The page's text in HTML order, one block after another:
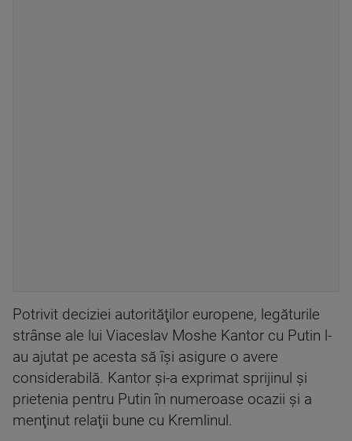
Potrivit deciziei autorităţilor europene, legăturile
strânse ale lui Viaceslav Moshe Kantor cu Putin l-
au ajutat pe acesta să îşi asigure o avere
considerabilă. Kantor şi-a exprimat sprijinul şi
prietenia pentru Putin în numeroase ocazii şi a
menţinut relaţii bune cu Kremlinul.